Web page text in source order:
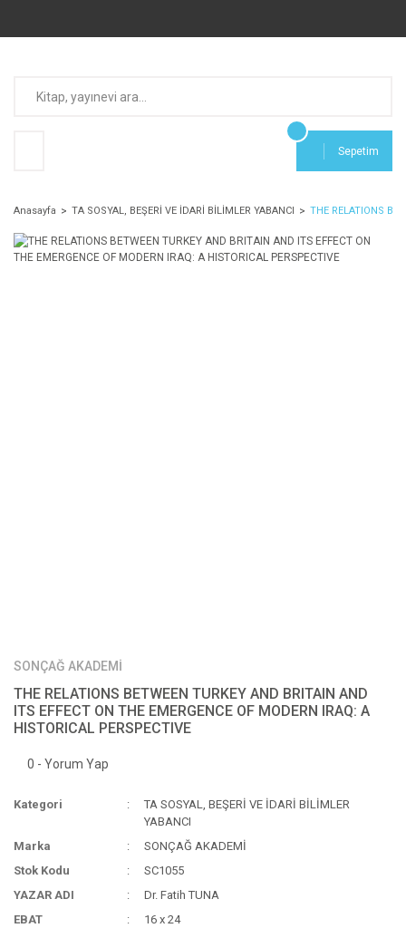
Sepetim
Anasayfa TA SOSYAL, BEŞERİ VE İDARİ BİLİMLER YABANCI THE RELATIONS
SONÇAĞ AKADEMİ
THE RELATIONS BETWEEN TURKEY AND BRITAIN AND
ITS EFFECT ON THE EMERGENCE OF MODERN IRAQ: A
HISTORICAL PERSPECTIVE
0 - Yorum Yap
Kategori
TA SOSYAL, BEŞERİ VE İDARİ BİLİMLER
YABANCI
Marka
SONÇAĞ AKADEMİ
Stok Kodu
SC1055
YAZAR ADI
Dr. Fatih TUNA
EBAT
16 x 24